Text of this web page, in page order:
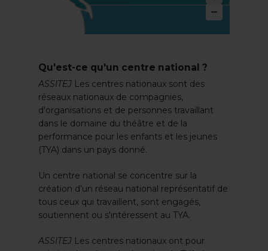
Qu'est-ce qu'un centre national ?
ASSITEJ Les centres nationaux sont des
réseaux nationaux de compagnies,
d'organisations et de personnes travaillant
dans le domaine du théâtre et de la
performance pour les enfants et les jeunes
(TYA) dans un pays donné.
Un centre national se concentre sur la
création d'un réseau national représentatif de
tous ceux qui travaillent, sont engagés,
soutiennent ou s'intéressent au TYA.
ASSITEJ Les centres nationaux ont pour